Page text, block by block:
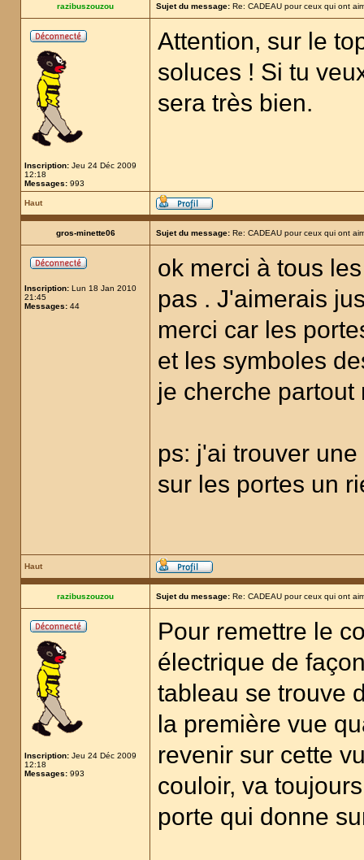
razibuszouzou Sujet du message: Re: CADEAU pour ceux qui ont
Inscription: Jeu 24 Déc 2009
12:18
Messages: 993
Attention, sur le
soluces ! Si tu
sera très bien.
Haut
gros-minette06 Sujet du message: Re: CADEAU pour ceux qui ont
Inscription: Lun 18 Jan 2010
21:45
Messages: 44
ok merci à tous
pas . J'aimerais
merci car les
et les symboles
je cherche
ps: j'ai trouver
sur les portes un
Haut
razibuszouzou Sujet du message: Re: CADEAU pour ceux qui ont
Inscription: Jeu 24 Déc 2009
12:18
Messages: 993
Pour remettre le
électrique de
tableau se trouve
la première vue
revenir sur cette
couloir, va
porte qui donne